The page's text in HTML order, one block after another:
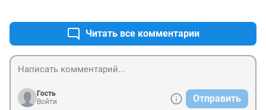
Читать все комментарии
Гость
Войти
Отправить